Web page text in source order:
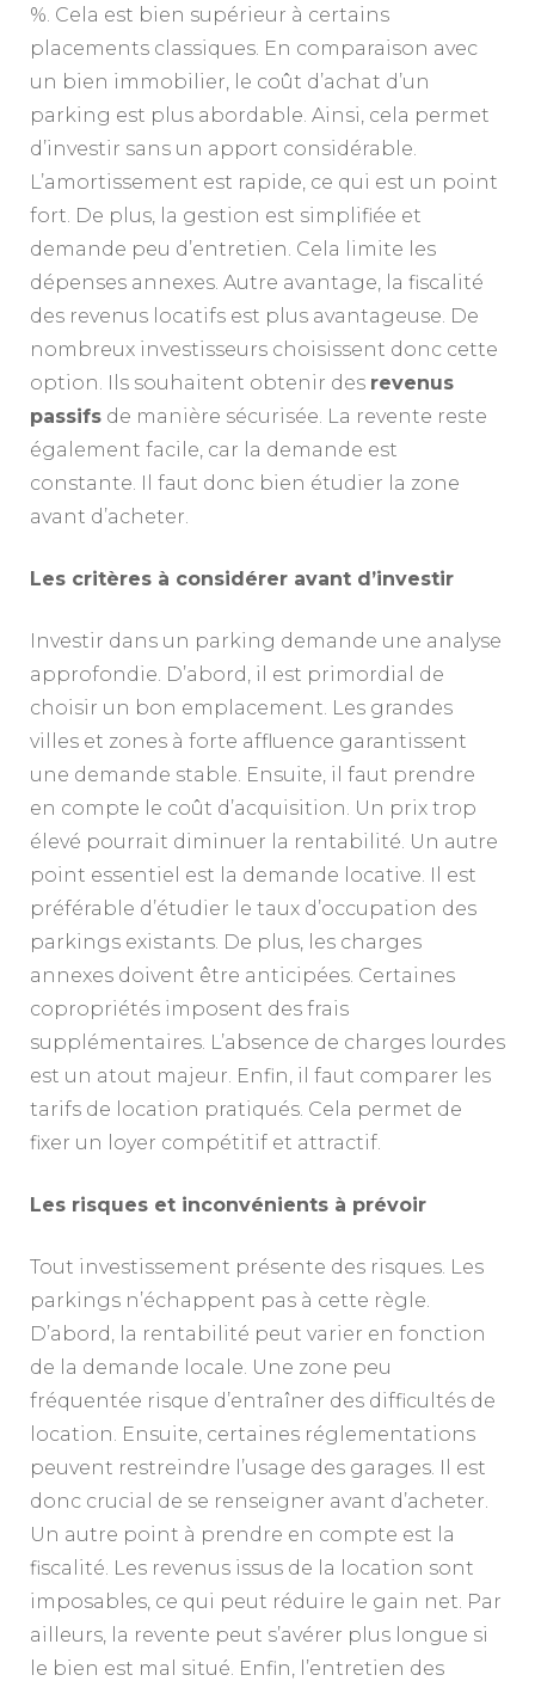
%. Cela est bien supérieur à certains
placements classiques. En comparaison avec
un bien immobilier, le coût d’achat d’un
parking est plus abordable. Ainsi, cela permet
d’investir sans un apport considérable.
L’amortissement est rapide, ce qui est un point
fort. De plus, la gestion est simplifiée et
demande peu d’entretien. Cela limite les
dépenses annexes. Autre avantage, la fiscalité
des revenus locatifs est plus avantageuse. De
nombreux investisseurs choisissent donc cette
option. Ils souhaitent obtenir des revenus
passifs de manière sécurisée. La revente reste
également facile, car la demande est
constante. Il faut donc bien étudier la zone
avant d’acheter.
Les critères à considérer avant d’investir
Investir dans un parking demande une analyse
approfondie. D’abord, il est primordial de
choisir un bon emplacement. Les grandes
villes et zones à forte affluence garantissent
une demande stable. Ensuite, il faut prendre
en compte le coût d’acquisition. Un prix trop
élevé pourrait diminuer la rentabilité. Un autre
point essentiel est la demande locative. Il est
préférable d’étudier le taux d’occupation des
parkings existants. De plus, les charges
annexes doivent être anticipées. Certaines
copropriétés imposent des frais
supplémentaires. L’absence de charges lourdes
est un atout majeur. Enfin, il faut comparer les
tarifs de location pratiqués. Cela permet de
fixer un loyer compétitif et attractif.
Les risques et inconvénients à prévoir
Tout investissement présente des risques. Les
parkings n’échappent pas à cette règle.
D’abord, la rentabilité peut varier en fonction
de la demande locale. Une zone peu
fréquentée risque d’entraîner des difficultés de
location. Ensuite, certaines réglementations
peuvent restreindre l’usage des garages. Il est
donc crucial de se renseigner avant d’acheter.
Un autre point à prendre en compte est la
fiscalité. Les revenus issus de la location sont
imposables, ce qui peut réduire le gain net. Par
ailleurs, la revente peut s’avérer plus longue si
le bien est mal situé. Enfin, l’entretien des